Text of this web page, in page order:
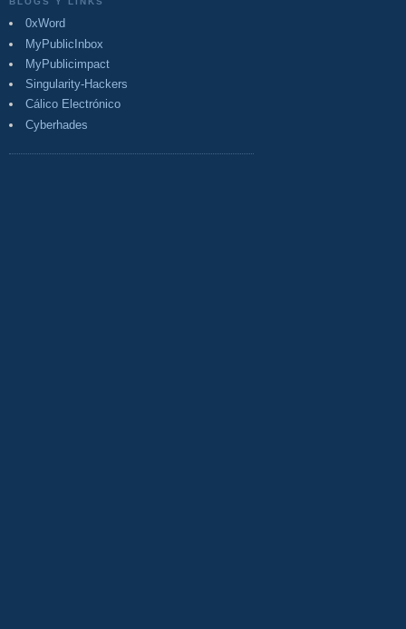
0xWord
MyPublicInbox
MyPublicimpact
Singularity-Hackers
Cálico Electrónico
Cyberhades